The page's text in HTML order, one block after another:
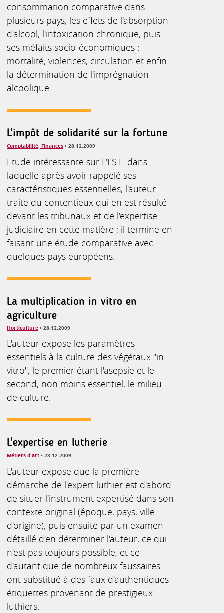
consommation comparative dans
plusieurs pays, les effets de l'absorption
d'alcool, l'intoxication chronique, puis
ses méfaits socio-économiques :
mortalité, violences, circulation et enfin
la détermination de l'imprégnation
alcoolique.
L'impôt de solidarité sur la fortune
Comptabilité, Finances • 28.12.2009
Etude intéressante sur L'I.S.F. dans
laquelle après avoir rappelé ses
caractéristiques essentielles, l'auteur
traite du contentieux qui en est résulté
devant les tribunaux et de l'expertise
judiciaire en cette matière ; il termine en
faisant une étude comparative avec
quelques pays européens.
La multiplication in vitro en
agriculture
Horticulture • 28.12.2009
L'auteur expose les paramètres
essentiels à la culture des végétaux "in
vitro", le premier étant l'asepsie et le
second, non moins essentiel, le milieu
de culture.
L'expertise en lutherie
Métiers d'art • 28.12.2009
L'auteur expose que la première
démarche de l'expert luthier est d'abord
de situer l'instrument expertisé dans son
contexte original (époque, pays, ville
d'origine), puis ensuite par un examen
détaillé d'en déterminer l'auteur, ce qui
n'est pas toujours possible, et ce
d'autant que de nombreux faussaires
ont substitué à des faux d'authentiques
étiquettes provenant de prestigieux
luthiers.